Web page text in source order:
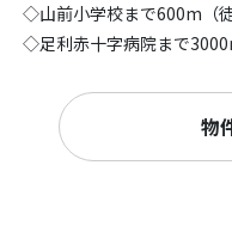
◇山前小学校まで600m（徒
◇足利赤十字病院まで
物